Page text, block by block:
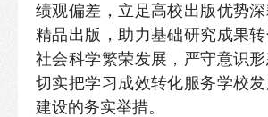
绩观偏差，立足高校出版优势深
精品出版，助力基础研究成果
社会科学繁荣发展，严守意识形
切实把学习成效转化服务学校
建设的务实举措。